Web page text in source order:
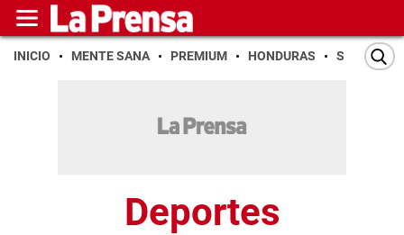
INICIO MENTE SANA PREMIUM HONDURAS SAN PEDRO
Deportes